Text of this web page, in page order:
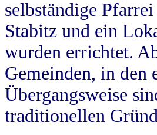
selbständige
Stabitz und ein
wurden errichtet.
Gemeinden, in den
Übergangsweise
traditionellen